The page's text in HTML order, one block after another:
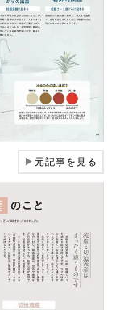
▶元記事を見る